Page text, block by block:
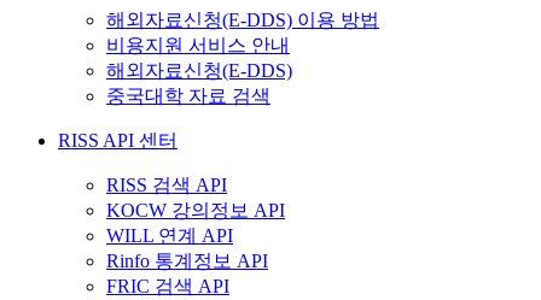
해외자료신청(E-DDS) 이용 방법
비용지원 서비스 안내
해외자료신청(E-DDS)
중국대학 자료 검색
RISS API 센터
RISS 검색 API
KOCW 강의정보 API
WILL 연계 API
Rinfo 통계정보 API
FRIC 검색 API